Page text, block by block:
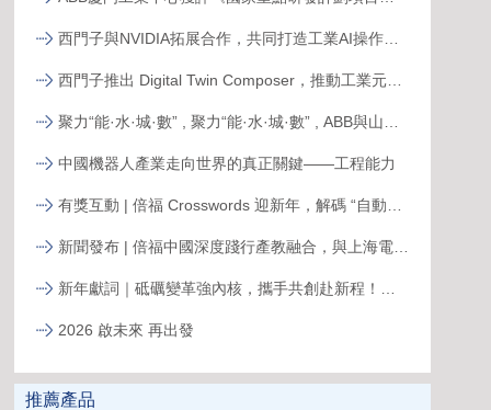
中國機器人產業走向世界的真正關鍵——工程能力
2026 啟未來 再出發
推薦產品